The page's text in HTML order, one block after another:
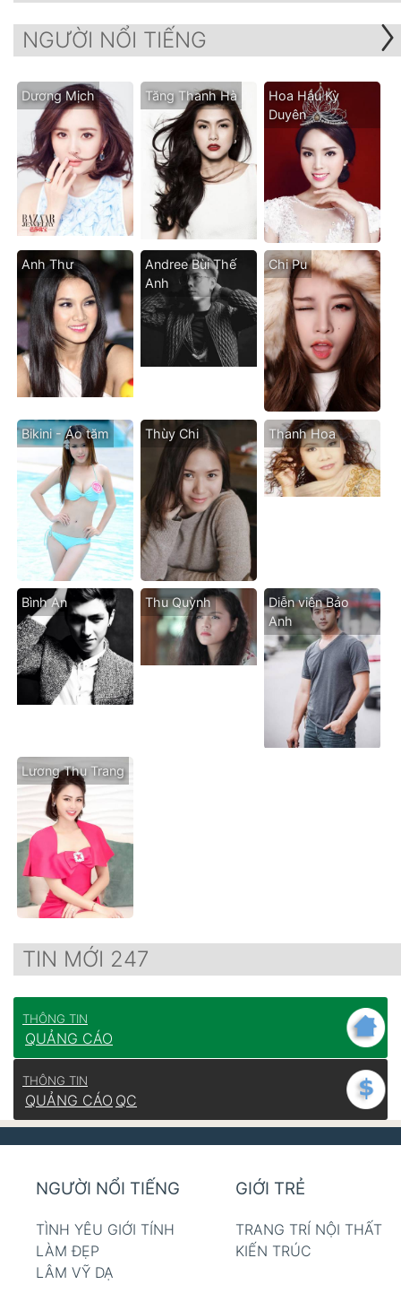
NGƯỜI NỔI TIẾNG
Dương Mịch Tăng Thanh Hà
Hoa Hậu Kỳ
Duyên
Anh Thư
Andree Bùi Thế
Anh
Chi Pu
Bikini - Áo tăm Thùy Chi Thanh Hoa
Bình An Thu Quỳnh
Diễn viên Bảo
Anh
Lương Thu Trang
TIN MỚI 247
THÔNG TIN
QUẢNG CÁO
THÔNG TIN
QUẢNG CÁO QC
NGƯỜI NỔI TIẾNG
TÌNH YÊU GIỚI TÍNH
LÀM ĐẸP
LÂM VỸ DẠ
GIỚI TRẺ
TRANG TRÍ NỘI THẤT
KIẾN TRÚC